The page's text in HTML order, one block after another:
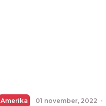
Amerika 01 november, 2022 ·